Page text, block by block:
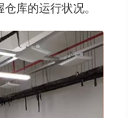
库的运行状况。